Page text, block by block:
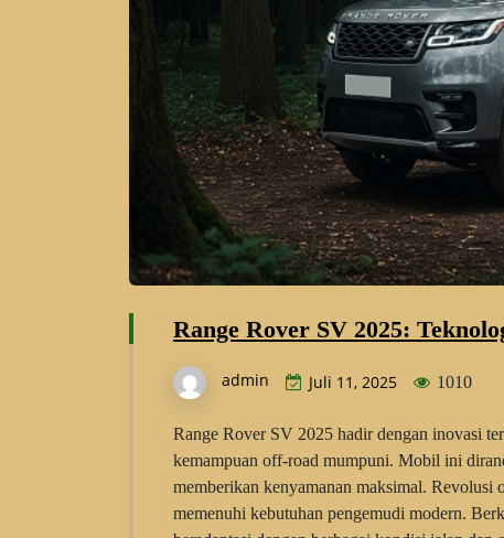
Range Rover SV 2025:
admin Juli 11, 2025 1010
Range Rover SV 2025 hadir dengan inovasi
kemampuan off-road mumpuni. Mobil ini
memberikan kenyamanan maksimal.
memenuhi kebutuhan pengemudi modern.